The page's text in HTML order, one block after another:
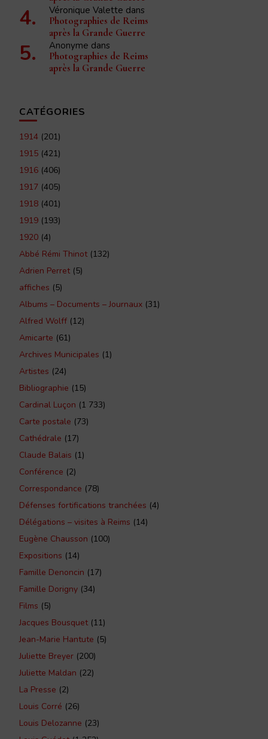
Véronique Valette dans
Photographies de Reims
après la Grande Guerre
Anonyme dans
Photographies de Reims
après la Grande Guerre
CATÉGORIES
1914 (201)
1915 (421)
1916 (406)
1917 (405)
1918 (401)
1919 (193)
1920 (4)
Abbé Rémi Thinot(132)
Adrien Perret(5)
affiches (5)
Albums – Documents – Journaux (31)
Alfred Wolff (12)
Amicarte (61)
Archives Municipales (1)
Artistes (24)
Bibliographie (15)
Cardinal Luçon (1 733)
Carte postale (73)
Cathédrale (17)
Claude Balais (1)
Conférence (2)
Correspondance (78)
Défenses fortifications tranchées (4)
Délégations – visites à Reims (14)
Eugène Chausson (100)
Expositions (14)
Famille Denoncin (17)
Famille Dorigny (34)
Films (5)
Jacques Bousquet(11)
Jean-Marie Hantute (5)
Juliette Breyer (200)
Juliette Maldan (22)
La Presse (2)
Louis Corré (26)
Louis Delozanne (23)